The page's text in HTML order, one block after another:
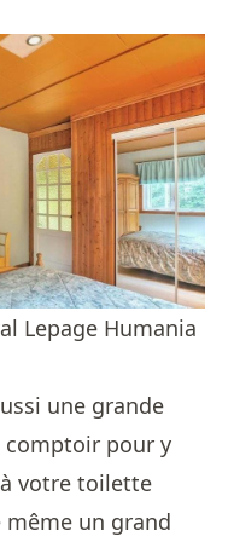
Lepage Humania
une grande
comptoir pour y
votre toilette
un grand